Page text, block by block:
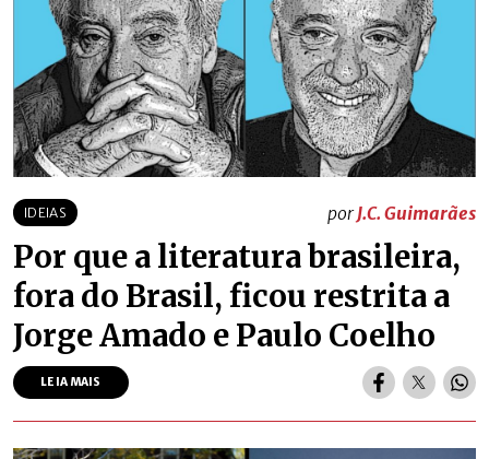
IDEIAS porJ.C. Guimarães
Por que a literatura brasileira,
fora do Brasil, ficou restrita a
Jorge Amado e Paulo Coelho
LEIA MAIS